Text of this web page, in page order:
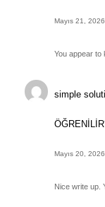
Mayıs 21, 2026
You appear to
simple
Mayıs 20, 2026
Nice write up.